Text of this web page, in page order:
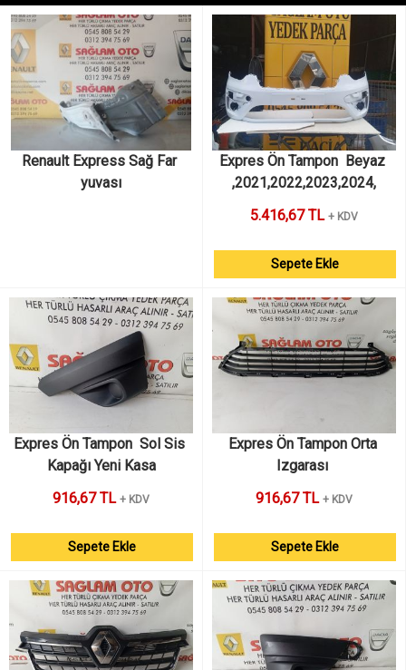
Renault Express Sağ Far
yuvası
Expres Ön Tampon  Beyaz
,2021,2022,2023,2024,
5.416,67 TL + KDV
Sepete Ekle
Expres Ön Tampon  Sol Sis
Kapağı Yeni Kasa
916,67 TL + KDV
Sepete Ekle
Expres Ön Tampon Orta
Izgarası
916,67 TL + KDV
Sepete Ekle